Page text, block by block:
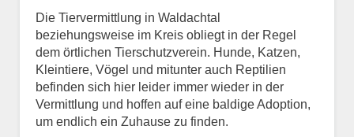
Die Tiervermittlung in Waldachtal
beziehungsweise im Kreis obliegt in der Regel
dem örtlichen Tierschutzverein. Hunde, Katzen,
Kleintiere, Vögel und mitunter auch Reptilien
befinden sich hier leider immer wieder in der
Vermittlung und hoffen auf eine baldige Adoption,
um endlich ein Zuhause zu finden.